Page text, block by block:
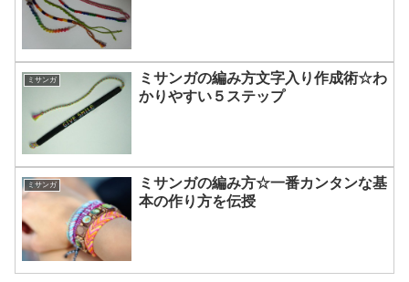
ミサンガ
ミサンガの編み方文字入り作成術☆わ
かりやすい５ステップ
ミサンガ
ミサンガの編み方☆一番カンタンな基
本の作り方を伝授